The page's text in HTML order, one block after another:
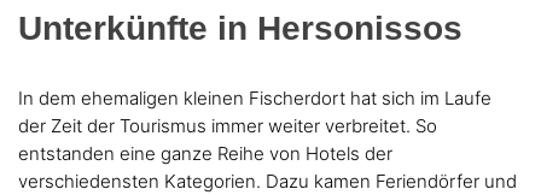
Unterkünfte in Hersonissos
In dem ehemaligen kleinen Fischerdort hat sich im Laufe
der Zeit der Tourismus immer weiter verbreitet. So
entstanden eine ganze Reihe von Hotels der
verschiedensten Kategorien. Dazu kamen Feriendörfer und